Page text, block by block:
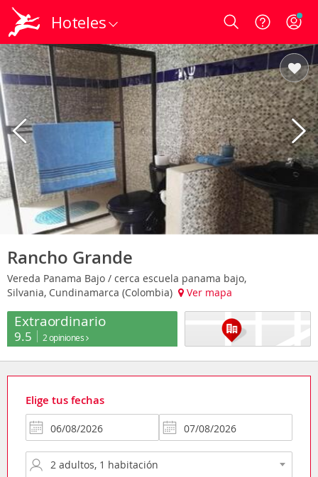
Hoteles Login
Rancho Grande
Vereda Panama Bajo / cerca escuela panama bajo,
Silvania, Cundinamarca (Colombia)
Ver mapa
Extraordinario
9.5 2 opiniones
Elige tus fechas